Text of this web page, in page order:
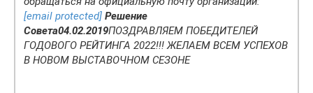
[email protected] Решение
Совета04.02.2019ПОЗДРАВЛЯЕМ ПОБЕДИТЕЛЕЙ
ГОДОВОГО РЕЙТИНГА 2022!!! ЖЕЛАЕМ ВСЕМ УСПЕХОВ
В НОВОМ ВЫСТАВОЧНОМ СЕЗОНЕ